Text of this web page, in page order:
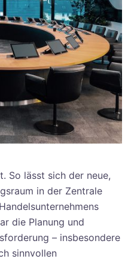
So lässt sich der neue,
in der Zentrale
die Planung und
– insbesondere
sinnvollen